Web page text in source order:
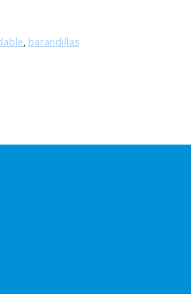
, barandillas